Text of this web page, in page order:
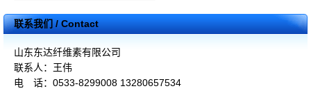
联系我们 / Contact
山东东达纤维素有限公司
联系人：王伟
电 话：0533-8299008 13280657534